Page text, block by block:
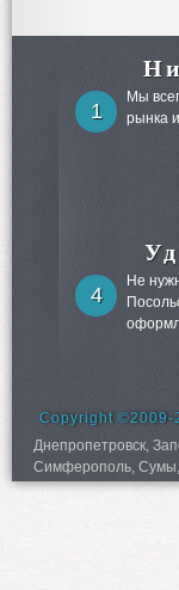
1
Мы
рынка
4
Не
Copyright ©2009-
Днепропетровск,
Симферополь,